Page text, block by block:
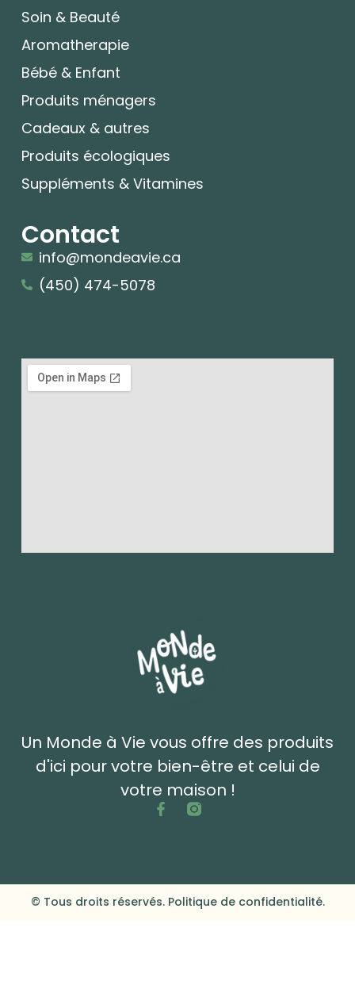
Un Monde à Vie vous offre des produits
d'ici pour votre bien-être et celui de
votre maison !
Soin & Beauté
Aromatherapie
Bébé & Enfant
Produits ménagers
Cadeaux & autres
Produits écologiques
Suppléments & Vitamines
Contact
info@mondeavie.ca
(450) 474-5078
© Tous droits réservés. Politique de confidentialité.